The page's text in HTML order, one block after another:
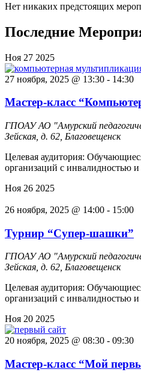
Нет никаких предстоящих
Последние
Ноя 27 2025
27 ноября, 2025 @ 13:30 - 14:30
Мастер-класс
ГПОАУ АО "Амурский
Зейская, д. 62, Благовещенск
Целевая аудитория:
организаций с инвалидностью
Ноя 26 2025
26 ноября, 2025 @ 14:00 - 15:00
Турнир “Супер-шашки”
ГПОАУ АО "Амурский
Зейская, д. 62, Благовещенск
Целевая аудитория:
организаций с инвалидностью
Ноя 20 2025
20 ноября, 2025 @ 08:30 - 09:30
Мастер-класс “Мой